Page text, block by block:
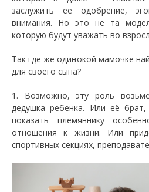
заслужить её одобрение,
внимания. Но это не та
которую будут уважать во
Так где же одинокой мамочке
для своего сына?
1. Возможно, эту роль
дедушка ребенка. Или её
показать племяннику
отношения к жизни. Или
спортивных секциях,